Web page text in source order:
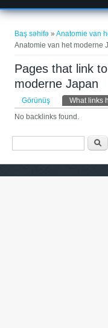
Baş səhifə »Anatomie van
Anatomie van het moderne
Pages that link
moderne Japan
Əsas tablar
Görünüş What links
No backlinks found.
Axtarış forması